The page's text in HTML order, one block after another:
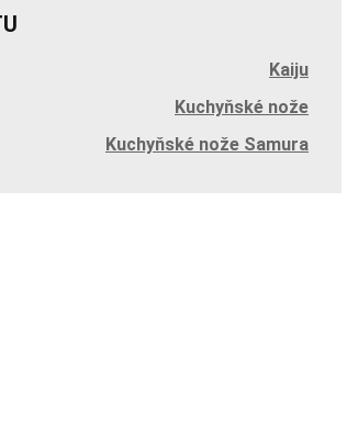
Kaiju
Kuchyňské nože
Kuchyňské nože Samura